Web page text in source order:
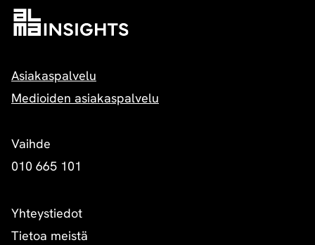
Asiakaspalvelu
Medioiden asiakaspalvelu
Vaihde
010 665 101
Yhteystiedot
Tietoa meistä